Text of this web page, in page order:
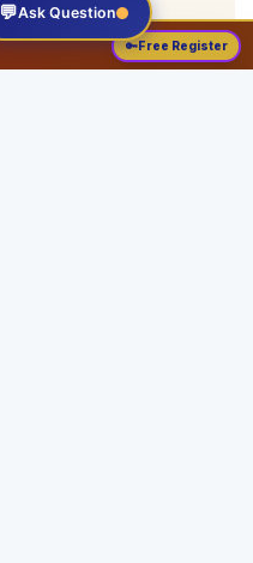
💬Ask Question
🔑Free Register